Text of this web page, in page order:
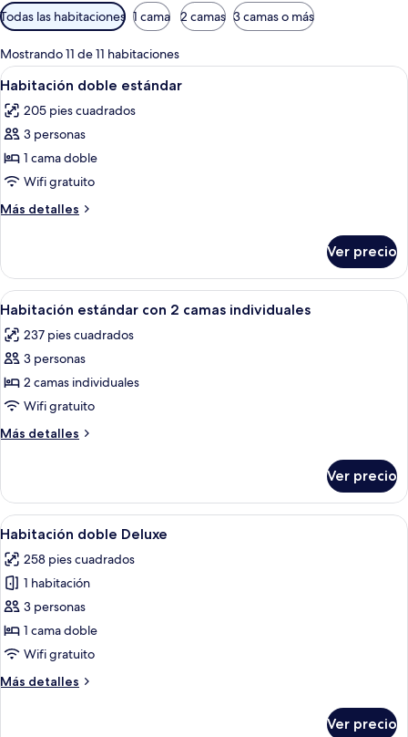
Filtros
disponibles
para
las
habitaciones
Todas las habitaciones 1 cama 2 camas 3 camas o más
Mostrando 11 de 11 habitaciones
Abrir
todas
las
fotos
de
Habitación
doble
estándar
Ropa de cama de alta calidad y
4
Habitación doble estándar
205 pies cuadrados
3 personas
1 cama doble
Wifi gratuito
Más detalles
Más
doble
estándar
Ver precio
Abrir
todas
las
fotos
de
Habitación
estándar
con
camas
individuales
Habitación de hotel con dos camas,
4
Habitación estándar con 2 camas individuales
237 pies cuadrados
3 personas
2 camas individuales
Wifi gratuito
Más detalles
Más
estándar
con
2
individuales
Ver precio
Abrir
todas
las
fotos
de
Habitación
doble
Habitación de hotel con una cama
7
Habitación doble Deluxe
258 pies cuadrados
1 habitación
3 personas
1 cama doble
Wifi gratuito
Más detalles
Más
Ver precio